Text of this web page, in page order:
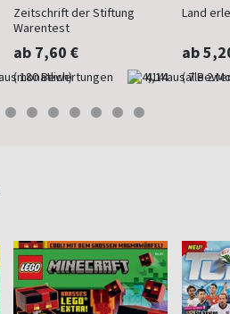
Zeitschrift der Stiftung
Warentest
ab 7,60 €
(monatlich) 4,14
Land
ab
(alle 2